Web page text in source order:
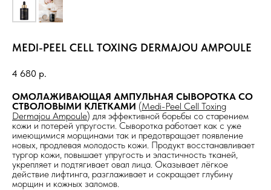
MEDI-PEEL CELL TOXING DERMAJOU AMPOULE
4 680 р.
ОМОЛАЖИВАЮЩАЯ АМПУЛЬНАЯ СЫВОРОТКА СО
СТВОЛОВЫМИ КЛЕТКАМИ (Medi-Peel Cell Toxing
Dermajou Ampoule) для эффективной борьбы со старением
кожи и потерей упругости. Сыворотка работает как с уже
имеющимися морщинами так и предотвращает появление
новых, продлевая молодость кожи. Продукт восстанавливает
тургор кожи, повышает упругость и эластичность тканей,
укрепляет и подтягивает овал лица. Оказывает лёгкое
действие лифтинга, разглаживает и сокращает глубину
морщин и кожных заломов.